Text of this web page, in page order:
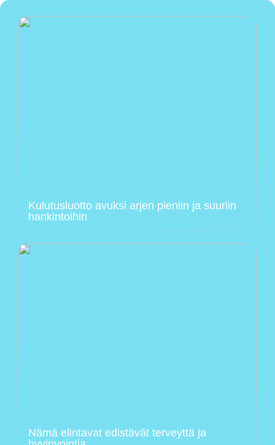
Kulutusluotto avuksi arjen pieniin ja suuriin
hankintoihin
Nämä elintavat edistävät terveyttä ja